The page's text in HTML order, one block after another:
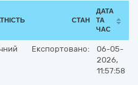
СТАН
ДАТА
ТА
ЧАС
Експортовано:
06-05-
2026,
11:57:58